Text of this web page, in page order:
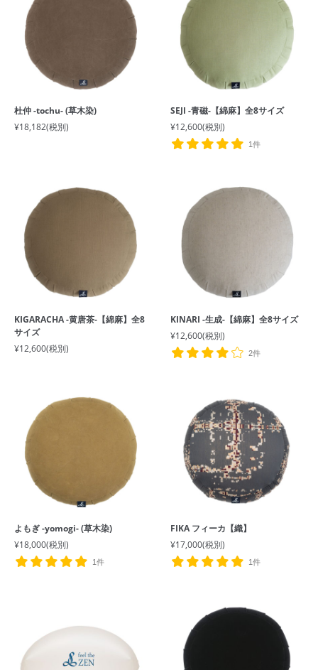
杜仲 -tochu- (草木染)
¥18,182(税別)
SEJI -青磁-【綿麻】全8サイズ
¥12,600(税別)
1件
KIGARACHA -黄唐茶-【綿麻】全8
サイズ
¥12,600(税別)
KINARI -生成-【綿麻】全8サイズ
¥12,600(税別)
2件
よもぎ -yomogi- (草木染)
¥18,000(税別)
1件
FIKA フィーカ【織】
¥17,000(税別)
1件